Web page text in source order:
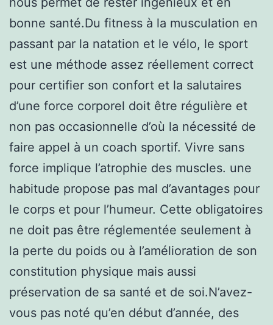
bonne santé.Du fitness à la musculation en
passant par la natation et le vélo, le sport
est une méthode assez réellement correct
pour certifier son confort et la salutaires
d’une force corporel doit être régulière et
non pas occasionnelle d’où la nécessité de
faire appel à un coach sportif. Vivre sans
force implique l’atrophie des muscles. une
habitude propose pas mal d’avantages pour
le corps et pour l’humeur. Cette obligatoires
ne doit pas être réglementée seulement à
la perte du poids ou à l’amélioration de son
constitution physique mais aussi
préservation de sa santé et de soi.N’avez-
vous pas noté qu’en début d’année, des